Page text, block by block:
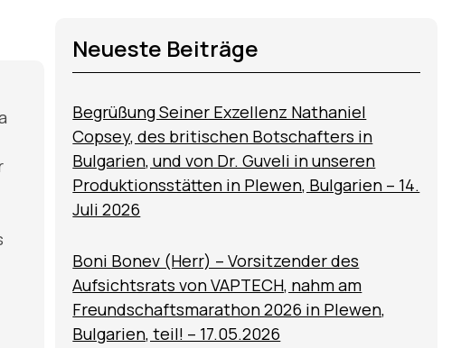
Neueste Beiträge
Begrüßung Seiner Exzellenz Nathaniel
Copsey, des britischen Botschafters in
Bulgarien, und von Dr. Guveli in unseren
Produktionsstätten in Plewen, Bulgarien – 14.
Juli 2026
Boni Bonev (Herr) – Vorsitzender des
Aufsichtsrats von VAPTECH, nahm am
Freundschaftsmarathon 2026 in Plewen,
Bulgarien, teil! – 17.05.2026